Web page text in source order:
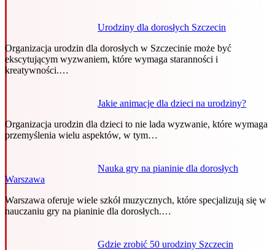
Urodziny dla dorosłych Szczecin
Organizacja urodzin dla dorosłych w Szczecinie może być
ekscytującym wyzwaniem, które wymaga staranności i
kreatywności.…
Jakie animacje dla dzieci na urodziny?
Organizacja urodzin dla dzieci to nie lada wyzwanie, które wymaga
przemyślenia wielu aspektów, w tym…
Nauka gry na pianinie dla dorosłych
Warszawa
Warszawa oferuje wiele szkół muzycznych, które specjalizują się w
nauczaniu gry na pianinie dla dorosłych.…
Gdzie zrobić 50 urodziny Szczecin